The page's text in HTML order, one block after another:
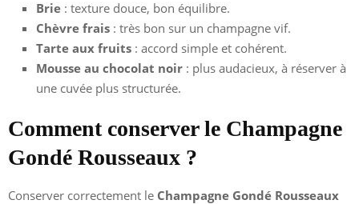
Brie : texture douce, bon équilibre.
Chèvre frais : très bon sur un champagne vif.
Tarte aux fruits : accord simple et cohérent.
Mousse au chocolat noir : plus audacieux, à réserver à
une cuvée plus structurée.
Comment conserver le Champagne
Gondé Rousseaux ?
Conserver correctement le Champagne Gondé Rousseaux